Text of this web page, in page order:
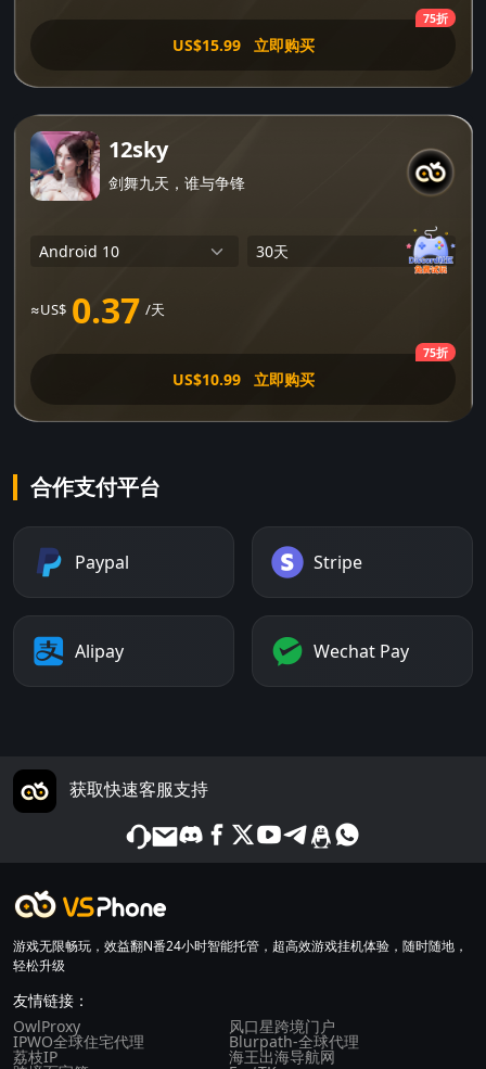
US$15.99 立即购买
75折
12sky
剑舞九天，谁与争锋
≈US$ 0.37 /天
US$10.99 立即购买
75折
合作支付平台
Paypal Stripe
Alipay Wechat Pay
获取快速客服支持
游戏无限畅玩，效益翻N番24小时智能托管，超高效游戏挂机体验，随时随地，
轻松升级
友情链接：
OwlProxy
风口星跨境门户
IPWO全球住宅代理 Blurpath-全球代理
荔枝IP 海王出海导航网